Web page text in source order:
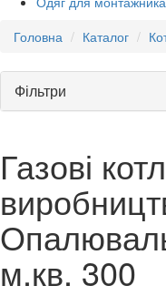
Головна
Каталог
Фільтри
Газові
м.кв. 300